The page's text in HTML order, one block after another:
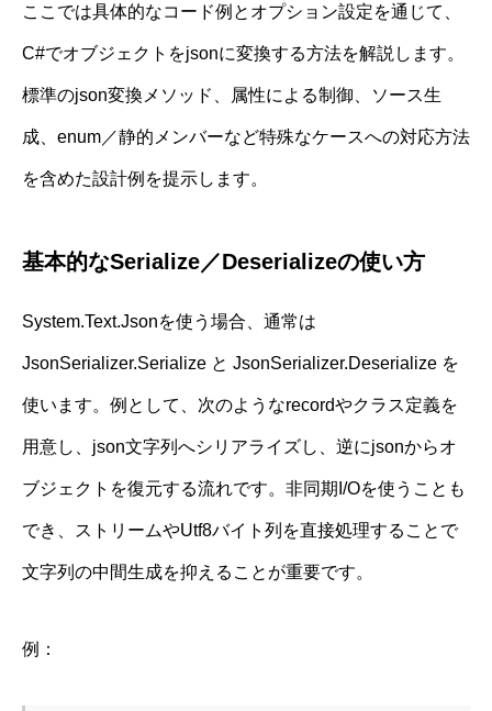
ここでは具体的なコード例とオプション設定を通じて、
C#でオブジェクトをjsonに変換する方法を解説します。
標準のjson変換メソッド、属性による制御、ソース生
成、enum／静的メンバーなど特殊なケースへの対応方法
を含めた設計例を提示します。
基本的なSerialize／Deserializeの使い方
System.Text.Jsonを使う場合、通常は
JsonSerializer.Serialize と JsonSerializer.Deserialize を
使います。例として、次のようなrecordやクラス定義を
用意し、json文字列へシリアライズし、逆にjsonからオ
ブジェクトを復元する流れです。非同期I/Oを使うことも
でき、ストリームやUtf8バイト列を直接処理することで
文字列の中間生成を抑えることが重要です。
例：